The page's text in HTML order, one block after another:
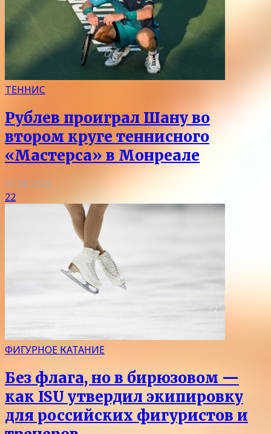
ТЕННИС
Рублев проиграл Шану во
втором круге теннисного
«Мастерса» в Монреале
05.08.2026
22
ФИГУРНОЕ КАТАНИЕ
Без флага, но в бирюзовом —
как ISU утвердил экипировку
для российских фигуристов и